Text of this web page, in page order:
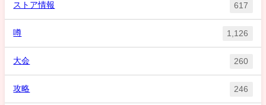
ストア情報 617
噂 1,126
大会 260
攻略 246